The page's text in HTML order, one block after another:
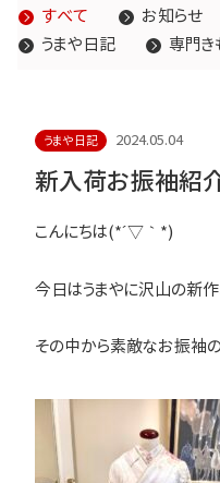
すべて お知らせ
うまや日記
専門き
うまや日記 2024.05.04
新入荷お振袖紹
こんにちは(*´▽｀*)
今日はうまやに沢山の新
その中から素敵なお振袖